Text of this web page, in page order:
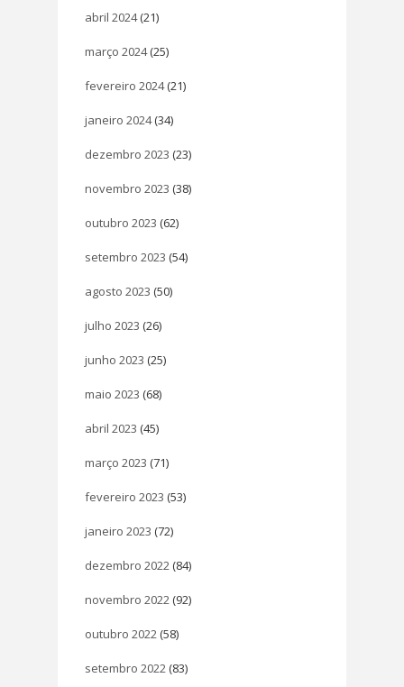
abril 2024(21)
março 2024(25)
fevereiro 2024(21)
janeiro 2024(34)
dezembro 2023 (23)
novembro 2023 (38)
outubro 2023 (62)
setembro 2023 (54)
agosto 2023 (50)
julho 2023 (26)
junho 2023 (25)
maio 2023 (68)
abril 2023 (45)
março 2023 (71)
fevereiro 2023 (53)
janeiro 2023 (72)
dezembro 2022 (84)
novembro 2022 (92)
outubro 2022 (58)
setembro 2022 (83)